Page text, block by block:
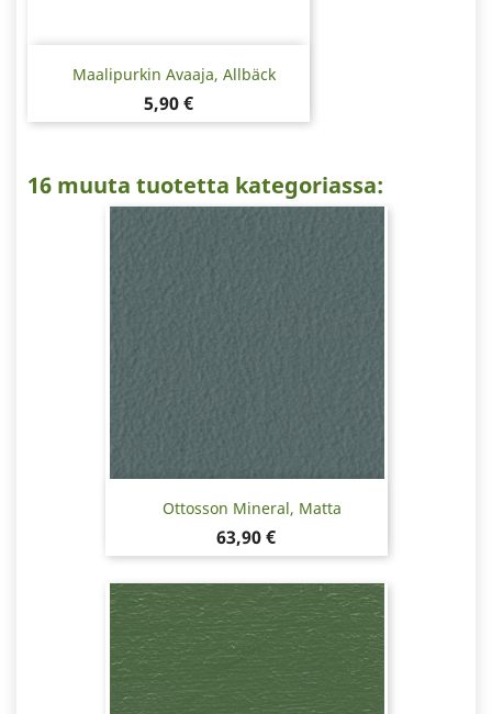
Maalipurkin Avaaja, Allbäck
Hinta
5,90 €
16 muuta tuotetta kategoriassa:
Ottosson Mineral, Matta
Hinta
63,90 €